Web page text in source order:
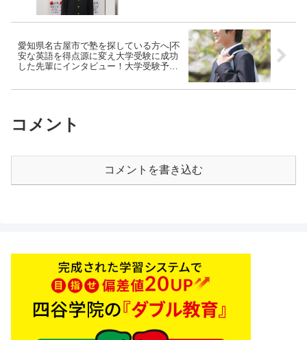
愛知県名古屋市で塾を探している方へ|不
安な英語を得点源に変え大学受験に成功
した先輩にインタビュー！大学受験予備
コメント
コメントを書き込む